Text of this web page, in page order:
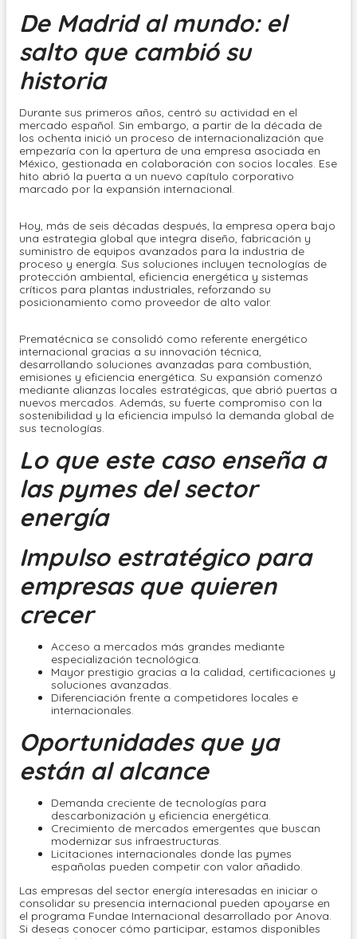
De Madrid al mundo: el
salto que cambió su
historia
Durante sus primeros años, centró su actividad en el
mercado español. Sin embargo, a partir de la década de
los ochenta inició un proceso de internacionalización que
empezaría con la apertura de una empresa asociada en
México, gestionada en colaboración con socios locales. Ese
hito abrió la puerta a un nuevo capítulo corporativo
marcado por la expansión internacional.
Hoy, más de seis décadas después, la empresa opera bajo
una estrategia global que integra diseño, fabricación y
suministro de equipos avanzados para la industria de
proceso y energía. Sus soluciones incluyen tecnologías de
protección ambiental, eficiencia energética y sistemas
críticos para plantas industriales, reforzando su
posicionamiento como proveedor de alto valor.
Prematécnica se consolidó como referente energético
internacional gracias a su innovación técnica,
desarrollando soluciones avanzadas para combustión,
emisiones y eficiencia energética. Su expansión comenzó
mediante alianzas locales estratégicas, que abrió puertas a
nuevos mercados. Además, su fuerte compromiso con la
sostenibilidad y la eficiencia impulsó la demanda global de
sus tecnologías.
Lo que este caso enseña a
las pymes del sector
energía
Impulso estratégico para
empresas que quieren
crecer
Acceso a mercados más grandes mediante
especialización tecnológica.
Mayor prestigio gracias a la calidad, certificaciones y
soluciones avanzadas.
Diferenciación frente a competidores locales e
internacionales.
Oportunidades que ya
están al alcance
Demanda creciente de tecnologías para
descarbonización y eficiencia energética.
Crecimiento de mercados emergentes que buscan
modernizar sus infraestructuras.
Licitaciones internacionales donde las pymes
españolas pueden competir con valor añadido.
Las empresas del sector energía interesadas en iniciar o
consolidar su presencia internacional pueden apoyarse en
el programa Fundae Internacional desarrollado por Anova.
Si deseas conocer cómo participar, estamos disponibles